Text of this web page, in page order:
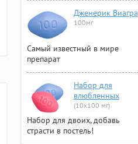
Дженерик Виагра
100мг
Самый известный в мире
препарат
Набор для
влюбленных
(10х100 мг)
Набор для двоих, добавь
страсти в постель!